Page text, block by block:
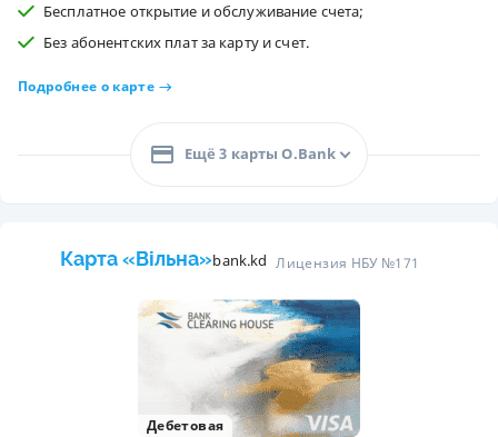
Бесплатное открытие и обслуживание счета;
Без абонентских плат за карту и счет.
Подробнее о карте
Ещё 3 карты O.Bank
Карта «Вільна»bank.kd Лицензия НБУ №171
Дебетовая